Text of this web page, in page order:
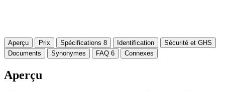
Aperçu Prix Spécifications 8 Identification
Sécurité et GHS
Documents
Synonymes FAQ 6 Connexes
Aperçu